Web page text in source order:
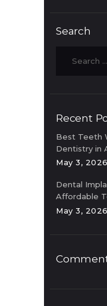
Search
Recent
Best Teeth
Dentistry in
May 3, 2026
Dental
Affordable
Clinic
May 3, 2026